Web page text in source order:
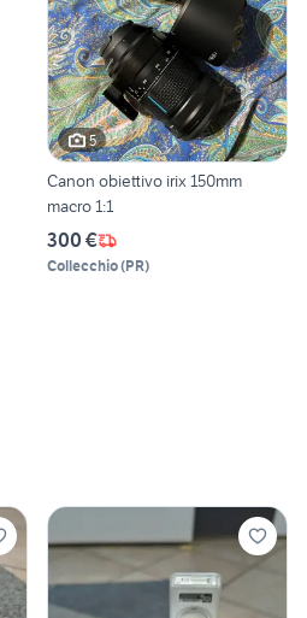
5
Canon obiettivo irix 150mm
macro 1:1
300 €
Collecchio(PR)